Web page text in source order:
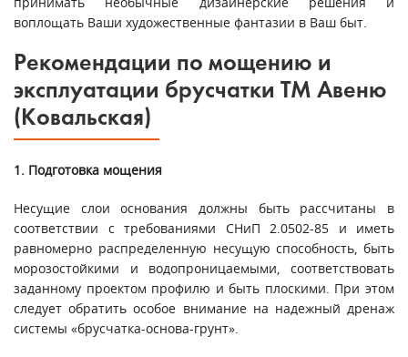
воплощать Ваши художественные фантазии в Ваш быт.
Рекомендации по мощению и
эксплуатации брусчатки ТМ Авеню
(Ковальская)
1. Подготовка мощения
Несущие слои основания должны быть рассчитаны в
соответствии с требованиями СНиП 2.0502-85 и иметь
равномерно распределенную несущую способность, быть
морозостойкими и водопроницаемыми, соответствовать
заданному проектом профилю и быть плоскими. При этом
следует обратить особое внимание на надежный дренаж
системы «брусчатка-основа-грунт».